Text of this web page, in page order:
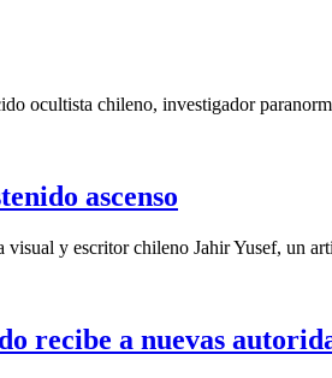
ocultista chileno, investigador
ascenso
y escritor chileno Jahir Yusef, un
recibe a nuevas